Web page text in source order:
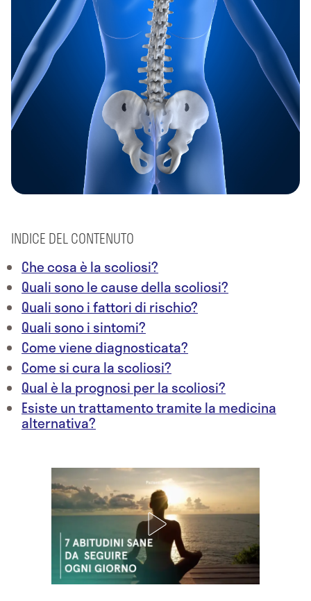
INDICE DEL CONTENUTO
Che cosa è la scoliosi?
Quali sono le cause della scoliosi?
Quali sono i fattori di rischio?
Quali sono i sintomi?
Come viene diagnosticata?
Come si cura la scoliosi?
Qual è la prognosi per la scoliosi?
Esiste un trattamento tramite la medicina
alternativa?